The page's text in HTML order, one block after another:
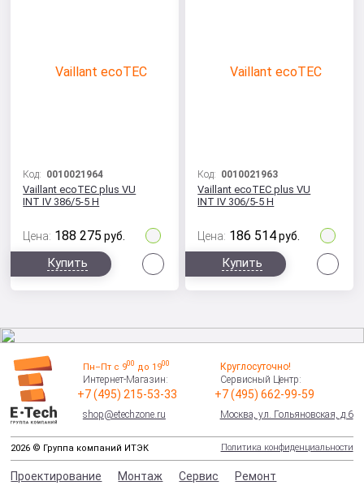
Код: 0010021964
Vaillant ecoTEC plus VU
INT IV 386/5-5 H
Цена: 188 275 руб.
Купить
Код: 0010021963
Vaillant ecoTEC plus VU
INT IV 306/5-5 H
Цена: 186 514 руб.
Купить
Пн–Пт с 900 до 1900
Интернет-Магазин:
+7 (495) 215-53-33
shop@etechzone.ru
Круглосуточно!
Сервисный Центр:
+7 (495) 662-99-59
Москва, ул. Гольяновская, д.6
2026 © Группа компаний ИТЭК Политика конфиденциальности
Проектирование Монтаж Сервис Ремонт